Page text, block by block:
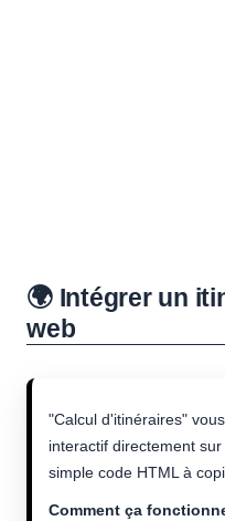
🌍 Intégrer un
web
"Calcul d'itinéraires"
interactif directement
simple code HTML à
Comment ça